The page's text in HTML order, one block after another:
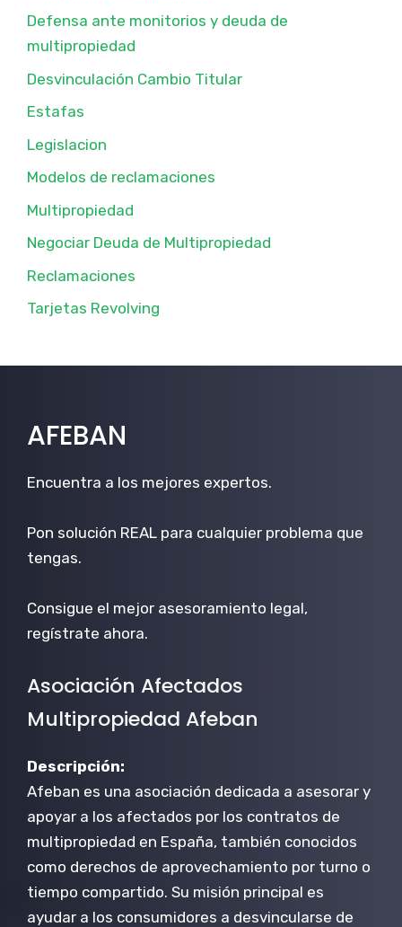
Defensa ante monitorios y deuda de
multipropiedad
Desvinculación Cambio Titular
Estafas
Legislacion
Modelos de reclamaciones
Multipropiedad
Negociar Deuda de Multipropiedad
Reclamaciones
Tarjetas Revolving
AFEBAN
Encuentra a los mejores expertos.
Pon solución REAL para cualquier problema que
tengas.
Consigue el mejor asesoramiento legal,
regístrate ahora.
Asociación Afectados
Multipropiedad Afeban
Descripción:
Afeban es una asociación dedicada a asesorar y
apoyar a los afectados por los contratos de
multipropiedad en España, también conocidos
como derechos de aprovechamiento por turno o
tiempo compartido. Su misión principal es
ayudar a los consumidores a desvincularse de